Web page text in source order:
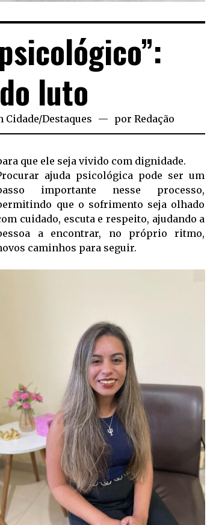
luto
Cidade/Destaques por Redação
que ele seja vivido com dignidade.
ajuda psicológica pode ser um
importante nesse processo,
que o sofrimento seja olhado
cuidado, escuta e respeito, ajudando a
a encontrar, no próprio ritmo,
caminhos para seguir.